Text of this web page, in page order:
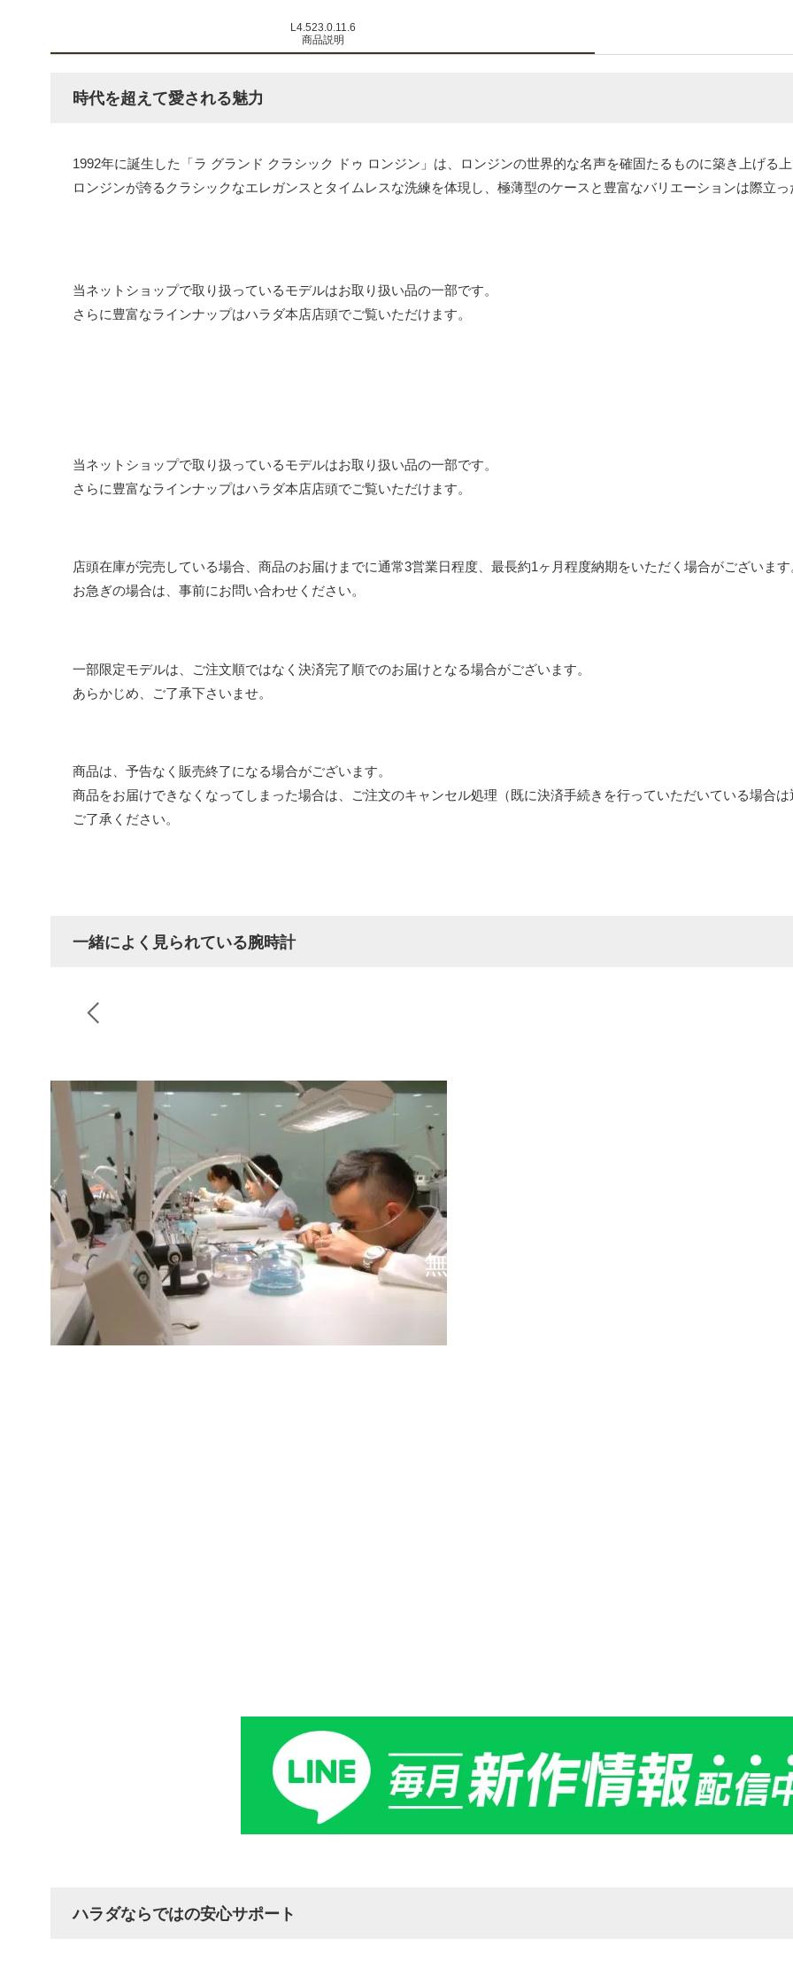
L4.523.0.11.6
商品説明
時代を超えて愛される魅力
1992年に誕生した「ラ グランド クラシック ドゥ ロンジン」は、ロンジンの世界的な名声を確固たるものに築き上げる
ロンジンが誇るクラシックなエレガンスとタイムレスな洗練を体現し、極薄型のケースと豊富なバリエーションは際立
当ネットショップで取り扱っているモデルはお取り扱い品の一部です。
さらに豊富なラインナップはハラダ本店店頭でご覧いただけます。
当ネットショップで取り扱っているモデルはお取り扱い品の一部です。
さらに豊富なラインナップはハラダ本店店頭でご覧いただけます。
店頭在庫が完売している場合、商品のお届けまでに通常3営業日程度、最長約1ヶ月程度納期をいただく場合がございます
お急ぎの場合は、事前にお問い合わせください。
一部限定モデルは、ご注文順ではなく決済完了順でのお届けとなる場合がございます。
あらかじめ、ご了承下さいませ。
商品は、予告なく販売終了になる場合がございます。
商品をお届けできなくなってしまった場合は、ご注文のキャンセル処理（既に決済手続きを行っていただいている場合
ご了承ください。
一緒によく見られている腕時計
無料ピックアップサービス
ハラダならではの安心サポート